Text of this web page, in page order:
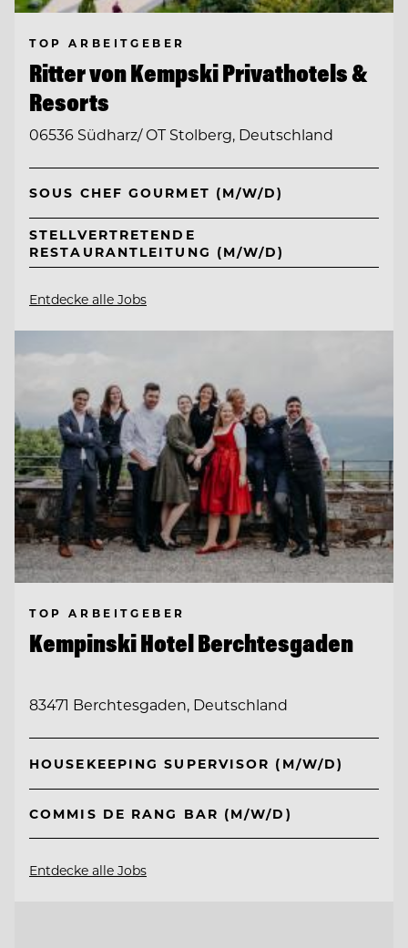
TOP ARBEITGEBER
Ritter von Kempski Privathotels &
Resorts
06536 Südharz/ OT Stolberg, Deutschland
SOUS CHEF GOURMET (M/W/D)
STELLVERTRETENDE
RESTAURANTLEITUNG (M/W/D)
Entdecke alle Jobs
TOP ARBEITGEBER
Kempinski Hotel Berchtesgaden
83471 Berchtesgaden, Deutschland
HOUSEKEEPING SUPERVISOR (M/W/D)
COMMIS DE RANG BAR (M/W/D)
Entdecke alle Jobs